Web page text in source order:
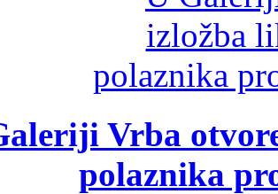
Vrba
polaznika